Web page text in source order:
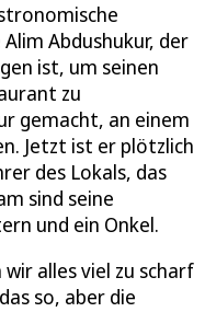
Abdushukur, der
ist, um seinen
zu
gemacht, an einem
Jetzt ist er plötzlich
des Lokals, das
sind seine
und ein Onkel.
alles viel zu scharf
so, aber die